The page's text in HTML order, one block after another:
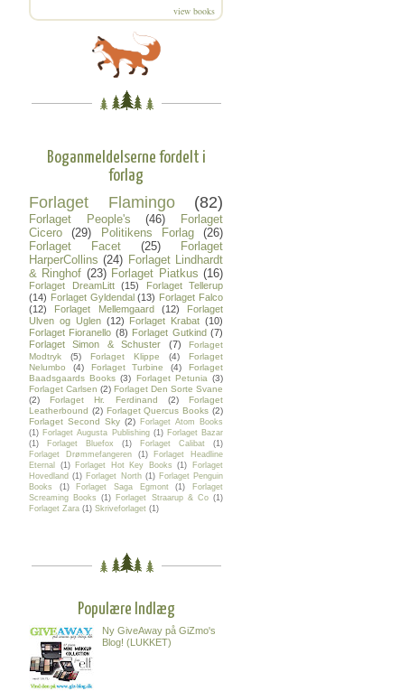
view books
Boganmeldelserne fordelt i
forlag
Forlaget Flamingo (82)
Forlaget People's (46)
Forlaget
Cicero
(29) Politikens Forlag
(26)
Forlaget Facet
(25)
Forlaget
HarperCollins (24) Forlaget Lindhardt
& Ringhof (23) Forlaget Piatkus (16)
Forlaget DreamLitt (15)
Forlaget Tellerup
(14) Forlaget Gyldendal (13) Forlaget Falco
(12)
Forlaget Mellemgaard (12)
Forlaget
Ulven og Uglen (12) Forlaget Krabat (10)
Forlaget Fioranello (8) Forlaget Gutkind (7)
Forlaget Simon & Schuster
(7)
Forlaget
Modtryk
(5) Forlaget Klippe (4)
Forlaget
Nelumbo
(4) Forlaget Turbine (4)
Forlaget
Baadsgaards Books (3) Forlaget Petunia (3)
Forlaget Carlsen (2) Forlaget Den Sorte Svane
(2)
Forlaget Hr. Ferdinand (2)
Forlaget
Leatherbound (2) Forlaget Quercus Books (2)
Forlaget Second Sky (2) Forlaget Atom Books
(1) Forlaget Augusta Publishing (1) Forlaget Bazar
(1)
Forlaget Bluefox (1) Forlaget Calibat
(1)
Forlaget Drømmefangeren
(1)
Forlaget Headline
Eternal
(1) Forlaget Hot Key Books (1)
Forlaget
Hovedland (1) Forlaget North (1) Forlaget Penguin
Books
(1) Forlaget Saga Egmont (1)
Forlaget
Screaming Books
(1) Forlaget Straarup & Co (1)
Forlaget Zara (1) Skriveforlaget (1)
Populære Indlæg
Ny GiveAway på GiZmo's
Blog! (LUKKET)